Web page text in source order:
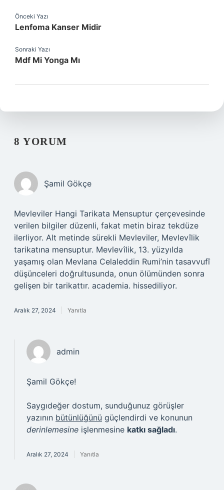
Önceki Yazı
Lenfoma Kanser Midir
Sonraki Yazı
Mdf Mi Yonga Mı
8 YORUM
Şamil Gökçe
Mevleviler Hangi Tarikata Mensuptur çerçevesinde
verilen bilgiler düzenli, fakat metin biraz tekdüze
ilerliyor. Alt metinde sürekli Mevleviler, Mevlevîlik
tarikatına mensuptur. Mevlevîlik, 13. yüzyılda
yaşamış olan Mevlana Celaleddin Rumi’nin tasavvufî
düşünceleri doğrultusunda, onun ölümünden sonra
gelişen bir tarikattır. academia. hissediliyor.
Aralık 27, 2024 Yanıtla
admin
Şamil Gökçe!
Saygıdeğer dostum, sunduğunuz görüşler
yazının bütünlüğünü güçlendirdi ve konunun
derinlemesine işlenmesine katkı sağladı.
Aralık 27, 2024 Yanıtla